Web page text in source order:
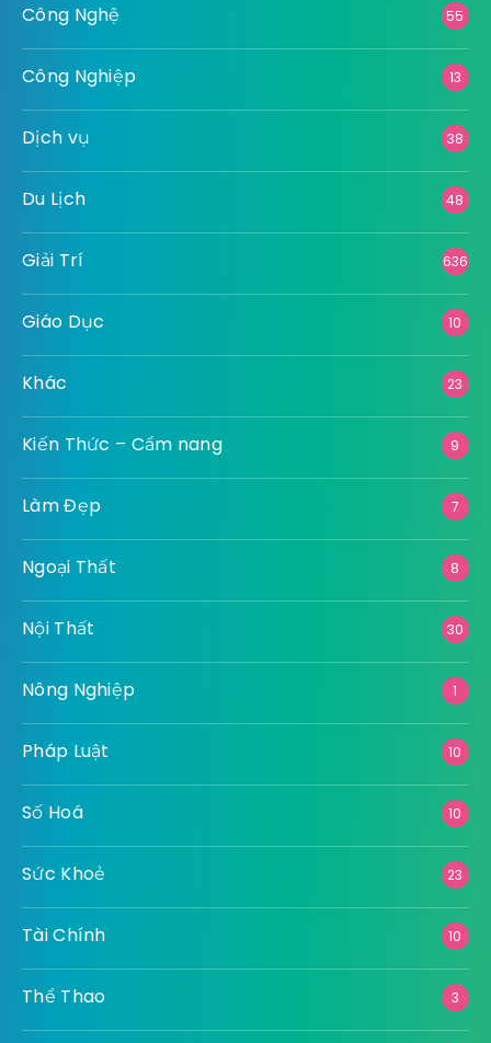
Công Nghệ 55
Công Nghiệp 13
Dịch vụ 38
Du Lịch 48
Giải Trí 636
Giáo Dục 10
Khác 23
Kiến Thức – Cẩm nang 9
Làm Đẹp 7
Ngoại Thất 8
Nội Thất 30
Nông Nghiệp 1
Pháp Luật 10
Số Hoá 10
Sức Khoẻ 23
Tài Chính 10
Thể Thao 3